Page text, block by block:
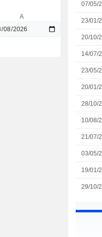
07/05/
23/01/
20/10/
14/07/
23/05/
20/01/
28/10/
10/08/
21/07/
03/05/
19/01/
29/10/
A